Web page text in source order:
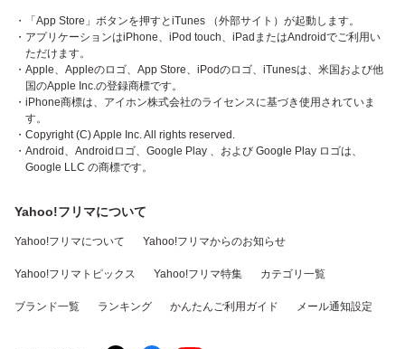
・「App Store」ボタンを押すとiTunes （外部サイト）が起動します。
・アプリケーションはiPhone、iPod touch、iPadまたはAndroidでご利用い
ただけます。
・Apple、Appleのロゴ、App Store、iPodのロゴ、iTunesは、米国および他
国のApple Inc.の登録商標です。
・iPhone商標は、アイホン株式会社のライセンスに基づき使用されていま
す。
・Copyright (C) Apple Inc. All rights reserved.
・Android、Androidロゴ、Google Play 、および Google Play ロゴは、
Google LLC の商標です。
Yahoo!フリマについて
Yahoo!フリマについて Yahoo!フリマからのお知らせ
Yahoo!フリマトピックス Yahoo!フリマ特集 カテゴリ一覧
ブランド一覧 ランキング かんたんご利用ガイド メール通知設定